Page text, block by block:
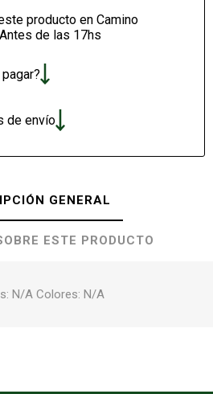
producto en Camino
de las 17hs
de envío
GENERAL
ESTE PRODUCTO
N/A Colores: N/A